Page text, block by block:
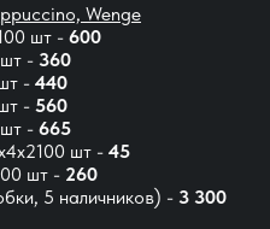
Wenge
шт - 600
- 360
- 440
- 560
- 665
шт - 45
шт - 260
5 наличников) - 3 300